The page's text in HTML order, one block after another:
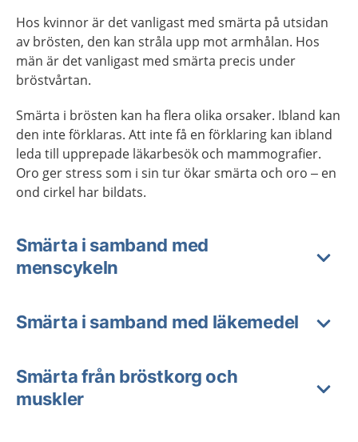
Hos kvinnor är det vanligast med smärta på utsidan
av brösten, den kan stråla upp mot armhålan. Hos
män är det vanligast med smärta precis under
bröstvårtan.
Smärta i brösten kan ha flera olika orsaker. Ibland kan
den inte förklaras. Att inte få en förklaring kan ibland
leda till upprepade läkarbesök och mammografier.
Oro ger stress som i sin tur ökar smärta och oro – en
ond cirkel har bildats.
Smärta i samband med
menscykeln
Smärta i samband med läkemedel
Smärta från bröstkorg och
muskler